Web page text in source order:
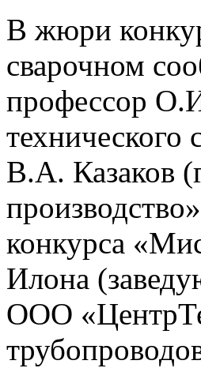
В жюри
сварочном
профессор
В.А. Казаков
конкурса
Илона
ООО